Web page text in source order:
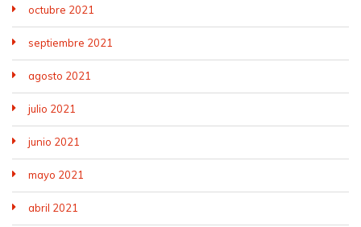
octubre 2021
septiembre 2021
agosto 2021
julio 2021
junio 2021
mayo 2021
abril 2021